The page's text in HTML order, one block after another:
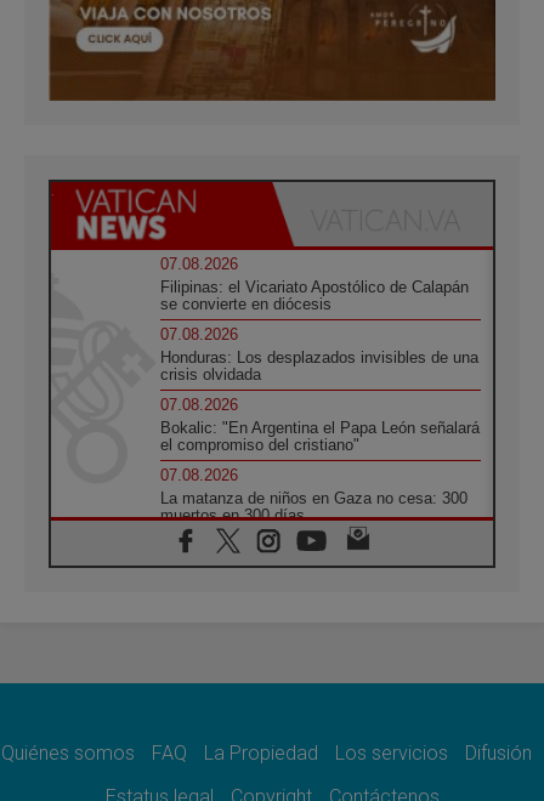
07.08.2026
Filipinas: el Vicariato Apostólico de Calapán
se convierte en diócesis
07.08.2026
Honduras: Los desplazados invisibles de una
crisis olvidada
07.08.2026
Bokalic: "En Argentina el Papa León señalará
el compromiso del cristiano"
07.08.2026
La matanza de niños en Gaza no cesa: 300
muertos en 300 días
07.08.2026
Tagle: La guerra desfigura el mundo, solo la
como misión al servicio del Evangelio
SIGNIS 2026, dar voz a las religiosas en el
Quiénes somos FAQ La Propiedad Los servicios
Difusión